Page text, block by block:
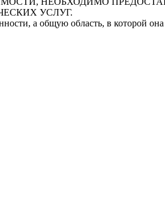
УСЛУГ.
а общую область, в которой